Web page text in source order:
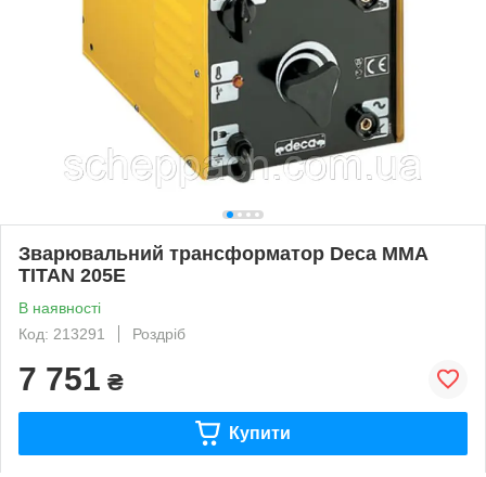
Зварювальний трансформатор Deca MMA
TITAN 205E
В наявності
Код: 213291
Роздріб
7 751 ₴
Купити